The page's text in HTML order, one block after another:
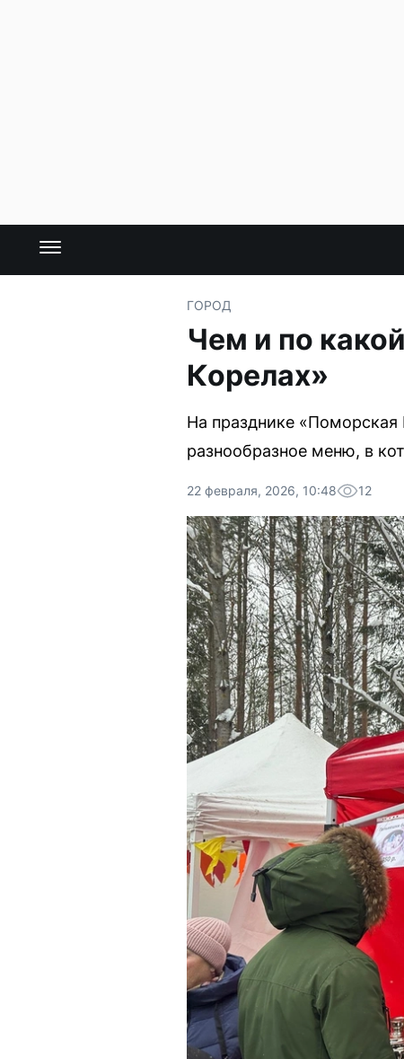
ГОРОД
Чем и по
Корелах»
На празднике «Поморская
разнообразное меню, в
22 февраля, 2026, 10:48 12